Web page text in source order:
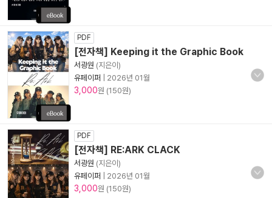
PDF
[전자책] Keeping it the Graphic Book
서광원 (지은이)
유페이퍼
2026년 01월
3,000원 (150원)
PDF
[전자책] RE:ARK CLACK
서광원 (지은이)
유페이퍼
2026년 01월
3,000원 (150원)